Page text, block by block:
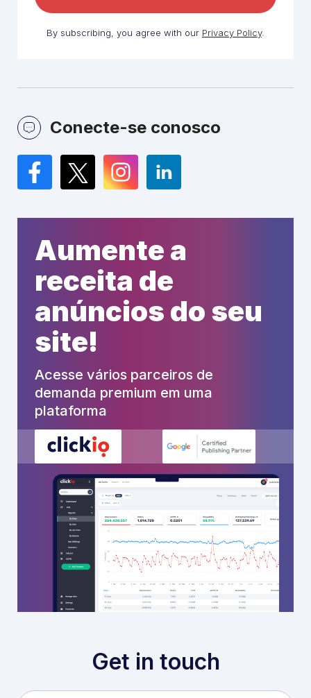
By subscribing, you agree with our Privacy Policy.
Conecte-se conosco
Facebook
TwitterInstagramLinkedIn
Aumente a
receita de
anúncios do seu
site!
Acesse vários parceiros de
demanda premium em uma
plataforma
Get in touch